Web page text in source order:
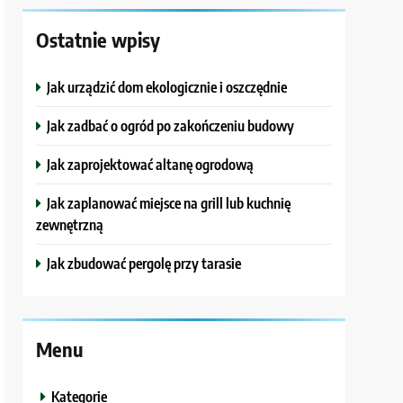
Ostatnie wpisy
Jak urządzić dom ekologicznie i oszczędnie
Jak zadbać o ogród po zakończeniu budowy
Jak zaprojektować altanę ogrodową
Jak zaplanować miejsce na grill lub kuchnię
zewnętrzną
Jak zbudować pergolę przy tarasie
Menu
Kategorie